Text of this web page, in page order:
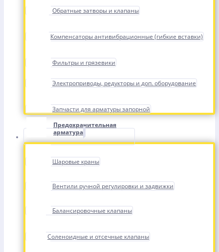
Обратные затворы и клапаны
Компенсаторы антивибрационные (гибкие вставки)
Фильтры и грязевики
Электроприводы, редукторы и доп. оборудование
Запчасти для арматуры запорной
Предохранительная
арматура
Шаровые краны
Вентили ручной регулировки и задвижки
Балансировочные клапаны
Соленоидные и отсечные клапаны